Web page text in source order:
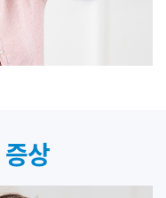
증상